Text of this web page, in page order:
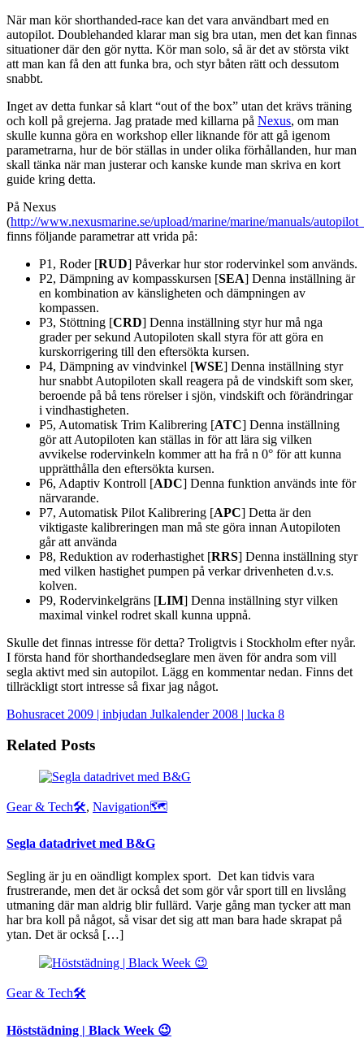
När man kör shorthanded-race kan det vara användbart med en
autopilot. Doublehanded klarar man sig bra utan, men det kan finnas
situationer där den gör nytta. Kör man solo, så är det av största vikt
att man kan få den att funka bra, och styr båten rätt och dessutom
snabbt.
Inget av detta funkar så klart “out of the box” utan det krävs träning
och koll på grejerna. Jag pratade med killarna på Nexus, om man
skulle kunna göra en workshop eller liknande för att gå igenom
parametrarna, hur de bör ställas in under olika förhållanden, hur man
skall tänka när man justerar och kanske kunde man skriva en kort
guide kring detta.
På Nexus
(http://www.nexusmarine.se/upload/marine/marine/manuals/
finns följande parametrar att vrida på:
P1, Roder [RUD] Påverkar hur stor rodervinkel som används.
P2, Dämpning av kompasskursen [SEA] Denna inställning är
en kombination av känsligheten och dämpningen av
kompassen.
P3, Stöttning [CRD] Denna inställning styr hur må nga
grader per sekund Autopiloten skall styra för att göra en
kurskorrigering till den eftersökta kursen.
P4, Dämpning av vindvinkel [WSE] Denna inställning styr
hur snabbt Autopiloten skall reagera på de vindskift som sker,
beroende på bå tens rörelser i sjön, vindskift och förändringar
i vindhastigheten.
P5, Automatisk Trim Kalibrering [ATC] Denna inställning
gör att Autopiloten kan ställas in för att lära sig vilken
avvikelse rodervinkeln kommer att ha frå n 0° för att kunna
upprätthålla den eftersökta kursen.
P6, Adaptiv Kontroll [ADC] Denna funktion används inte för
närvarande.
P7, Automatisk Pilot Kalibrering [APC] Detta är den
viktigaste kalibreringen man må ste göra innan Autopiloten
går att använda
P8, Reduktion av roderhastighet [RRS] Denna inställning styr
med vilken hastighet pumpen på verkar drivenheten d.v.s.
kolven.
P9, Rodervinkelgräns [LIM] Denna inställning styr vilken
maximal vinkel rodret skall kunna uppnå.
Skulle det finnas intresse för detta? Troligtvis i Stockholm efter nyår.
I första hand för shorthandedseglare men även för andra som vill
segla aktivt med sin autopilot. Lägg en kommentar nedan. Finns det
tillräckligt stort intresse så fixar jag något.
Bohusracet 2009 | inbjudan Julkalender 2008 | lucka 8
Related Posts
Gear & Tech🛠, Navigation🗺
Segla datadrivet med B&G
Segling är ju en oändligt komplex sport. Det kan tidvis vara
frustrerande, men det är också det som gör vår sport till en livslång
utmaning där man aldrig blir fullärd. Varje gång man tycker att man
har bra koll på något, så visar det sig att man bara hade skrapat på
ytan. Det är också […]
Gear & Tech🛠
Höststädning | Black Week 😉